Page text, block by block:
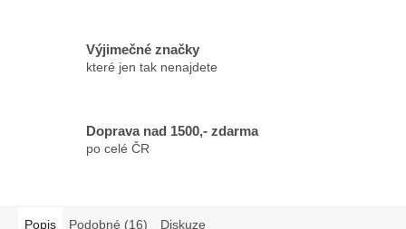
Výjimečné značky
které jen tak nenajdete
Doprava nad 1500,- zdarma
po celé ČR
Popis Podobné (16) Diskuze